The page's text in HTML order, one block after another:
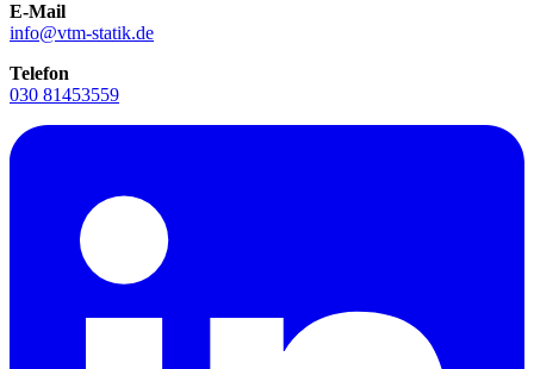
E-Mail
info@vtm-statik.de
Telefon
030 81453559